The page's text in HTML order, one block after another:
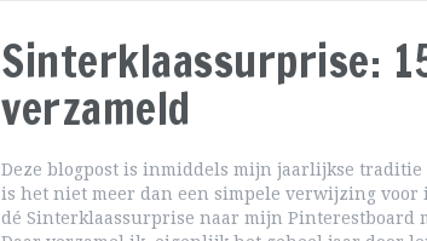
Sinterklaassurprise:
verzameld
Deze blogpost is inmiddels mijn jaarlijkse
is het niet meer dan een simpele verwijzing voor
dé Sinterklaassurprise naar mijn Pinterestboard